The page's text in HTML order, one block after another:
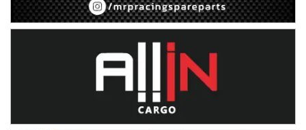
Juan Navarro (Asfalto)
El Timbó (Tucumán)